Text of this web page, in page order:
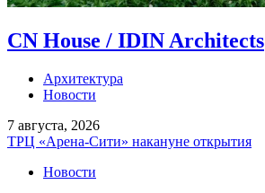
CN House / IDIN Architects
Архитектура
Новости
7 августа, 2026
ТРЦ «Арена-Сити» накануне открытия
Новости